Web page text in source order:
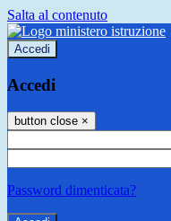
Salta al contenuto
Accedi
Accedi
button close ×
Password dimenticata?